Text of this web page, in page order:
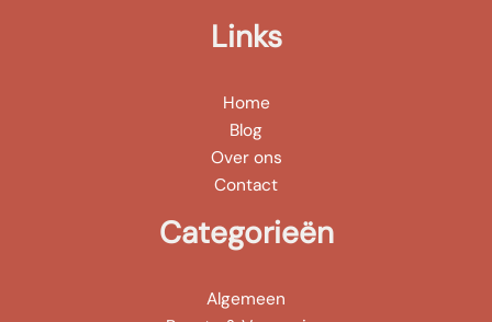
Links
Home
Blog
Over ons
Contact
Categorieën
Algemeen